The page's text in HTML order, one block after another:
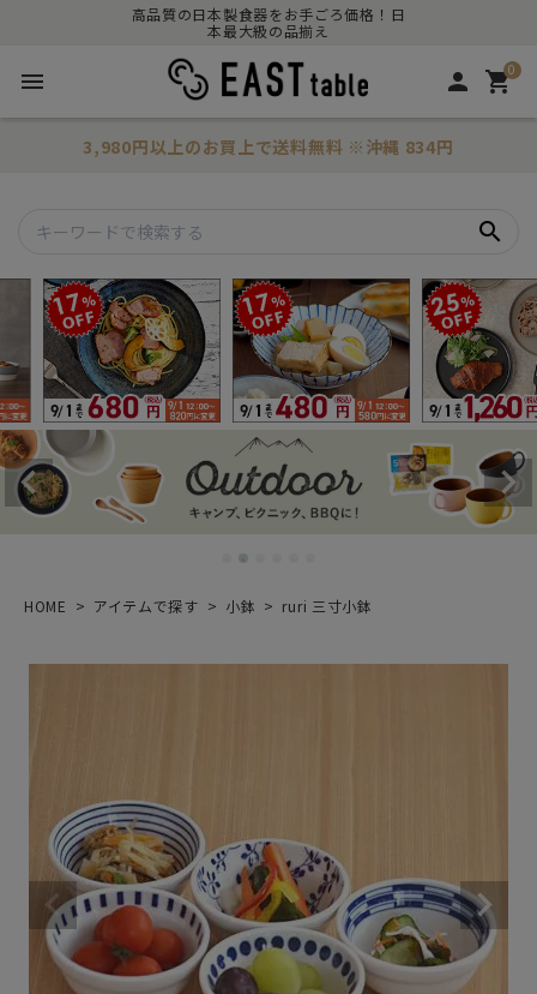
高品質の日本製食器をお手ごろ価格！日
本最大級の品揃え
menu person 0
shopping_cart
3,980円以上のお買上で送料無料 ※沖縄 834円
search
HOME アイテムで探す 小鉢 ruri 三寸小鉢